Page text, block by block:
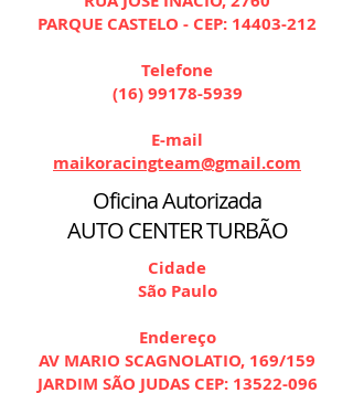
PARQUE CASTELO - CEP: 14403-212
Telefone
(16) 99178-5939
E-mail
maikoracingteam@gmail.com
Oficina Autorizada
AUTO CENTER TURBÃO
Cidade
São Paulo
Endereço
AV MARIO SCAGNOLATIO, 169/159
JARDIM SÃO JUDAS CEP: 13522-096